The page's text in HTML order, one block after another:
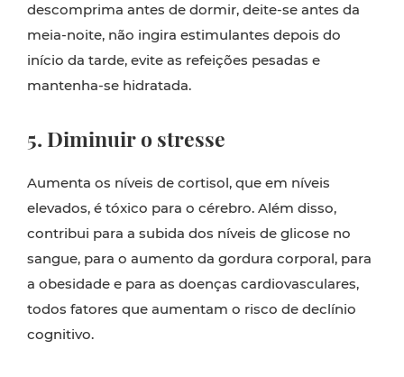
descomprima antes de dormir, deite-se antes da
meia-noite, não ingira estimulantes depois do
início da tarde, evite as refeições pesadas e
mantenha-se hidratada.
5. Diminuir o stresse
Aumenta os níveis de cortisol, que em níveis
elevados, é tóxico para o cérebro. Além disso,
contribui para a subida dos níveis de glicose no
sangue, para o aumento da gordura corporal, para
a obesidade e para as doenças cardiovasculares,
todos fatores que aumentam o risco de declínio
cognitivo.